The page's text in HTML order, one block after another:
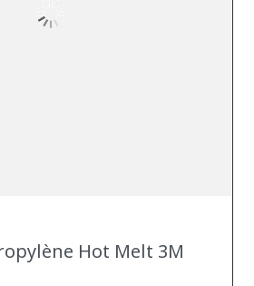
Hot Melt 3M